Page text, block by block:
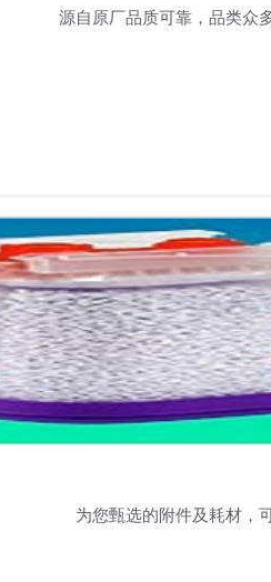
源自原厂品质可靠，品类众
为您甄选的附件及耗材，